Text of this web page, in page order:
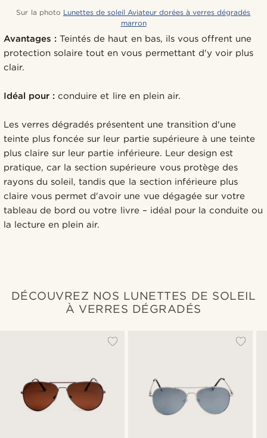
Sur la photo Lunettes de soleil Aviateur dorées à verres dégradés
marron
Avantages : Teintés de haut en bas, ils vous offrent une
protection solaire tout en vous permettant d'y voir plus
clair.
Idéal pour :conduire et lire en plein air.
Les verres dégradés présentent une transition d'une
teinte plus foncée sur leur partie supérieure à une teinte
plus claire sur leur partie inférieure. Leur design est
pratique, car la section supérieure vous protège des
rayons du soleil, tandis que la section inférieure plus
claire vous permet d'avoir une vue dégagée sur votre
tableau de bord ou votre livre – idéal pour la conduite ou
la lecture en plein air.
DÉCOUVREZ NOS LUNETTES DE SOLEIL
À VERRES DÉGRADÉS